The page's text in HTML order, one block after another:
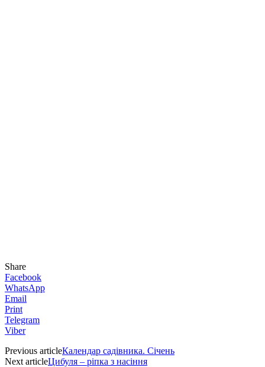
Share
Facebook
WhatsApp
Email
Print
Telegram
Viber
Previous articleКалендар садівника. Січень
Next articleЦибуля – ріпка з насіння